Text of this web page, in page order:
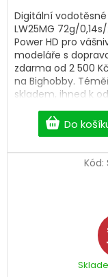
hvězdiček.
Do
Digitální
LW25MG 72g/
Power HD pro
modeláře s
zdarma od 2 500
na Bighobby.
skladem, ihned k
Kód: